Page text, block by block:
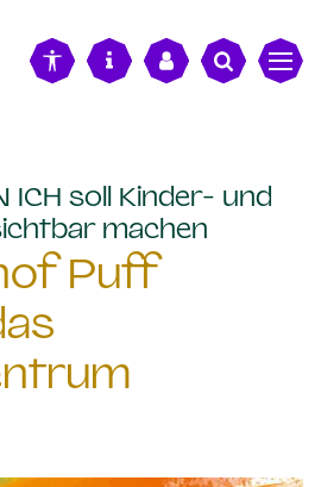
ICH soll Kinder- und
machen
Puff